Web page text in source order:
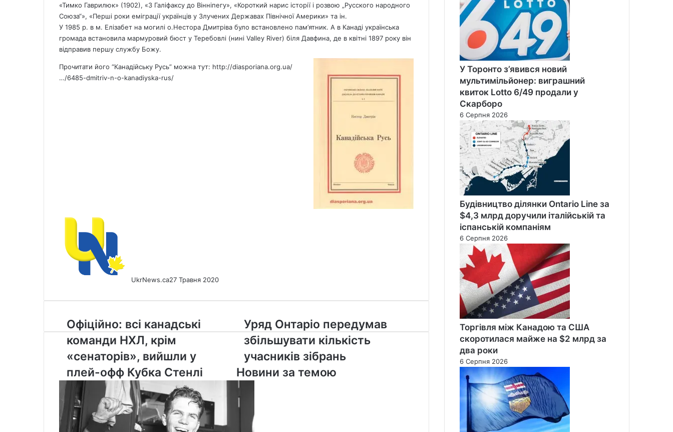
«Тимко Гаврилюк» (1902), «З Галіфаксу до Вінніпегу», «Короткий нарис історії і розвою „Русского народного
Союза“», «Перші роки еміграції українців у Злучених Державах Північної Америки» та ін.
У 1985 р. в м. Елізабет на могилі о.Нестора Дмитріва було встановлено пам’ятник. А в Канаді українська
громада встановила мармуровий бюст у Теребовлі (нині Valley River) біля Давфина, де в квітні 1897 року він
відправив першу службу Божу.
Прочитати його “Канадійську Русь” можна тут: http://diasporiana.org.ua/
…/6485-dmitriv-n-o-kanadiyska-rus/
UkrNews.ca27 Травня 2020
Офіційно:
всі
канадські
команди
НХЛ,
крім
«сенаторів»,
вийшли
плей-
офф
Офіційно: всі канадські
команди НХЛ, крім
«сенаторів», вийшли у
плей-офф Кубка Стенлі
Уряд
Онтаріо
передумав
збільшувати
кількість
учасників
Уряд Онтаріо передумав
збільшувати кількість
учасників зібрань
Новини за темою
У Торонто з’явився новий
мультимільйонер: виграшний
квиток Lotto 6/49 продали у
Скарборо
6 Серпня 2026
Будівництво ділянки Ontario Line за
$4,3 млрд доручили італійській та
іспанській компаніям
6 Серпня 2026
Торгівля між Канадою та США
скоротилася майже на $2 млрд за
два роки
6 Серпня 2026